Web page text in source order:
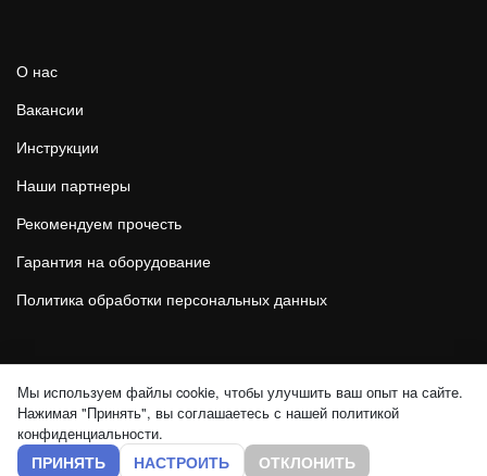
О нас
Вакансии
Инструкции
Наши партнеры
Рекомендуем прочесть
Гарантия на оборудование
Политика обработки персональных данных
права. Запрещается копирование или любое иное использование
информации и объектов без предварительного согласия
правообладателя. Cайт не является публичной офертой.
Мы используем файлы cookie, чтобы улучшить ваш опыт на сайте.
Нажимая "Принять", вы соглашаетесь с нашей политикой
конфиденциальности.
ПРИНЯТЬ НАСТРОИТЬ ОТКЛОНИТЬ